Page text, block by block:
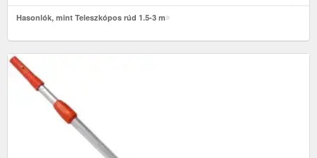
Hasonlók, mint Teleszkópos rúd 1.5-3 m